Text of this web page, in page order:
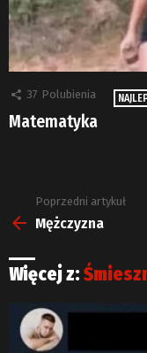
37 Polubienia
Matematyka
Zobacz
więcej
Poprzedni artykuł
Mężczyzna
Więcej z: